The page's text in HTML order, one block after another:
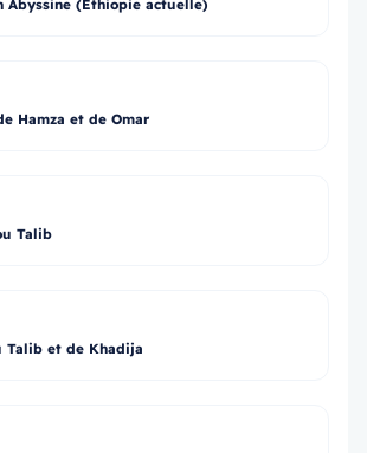
Abyssine (Ethiopie actuelle)
Hamza et de Omar
Talib
Talib et de Khadija